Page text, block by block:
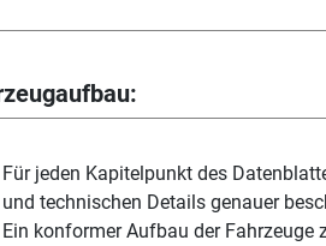
Für jeden Kapitelpunkt des
und technischen Details genauer
Ein konformer Aufbau der Fahrzeuge